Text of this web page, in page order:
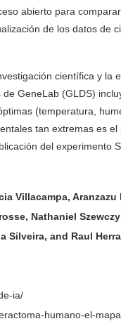
abierto para
de los datos de
científica y
GeneLab (GLDS)
(temperatura,
tan extremas es
del experimento
Villacampa,
Nathaniel
Silveira, and Raul
ia/
humano-el-